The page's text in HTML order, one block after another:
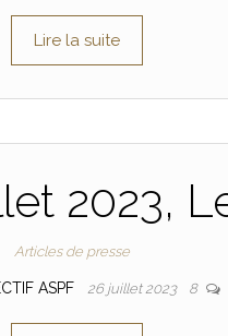
Lire la suite
2023,
Articles de presse
ASPF 26 juillet 2023 8